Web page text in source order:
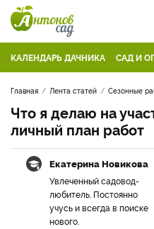
КАЛЕНДАРЬ ДАЧНИКА САД И
Главная Лента статей Сезонные
Что я делаю на
личный план работ
Екатерина Новикова
Увлеченный садовод-
любитель. Постоянно
учусь и всегда в поиске
нового.